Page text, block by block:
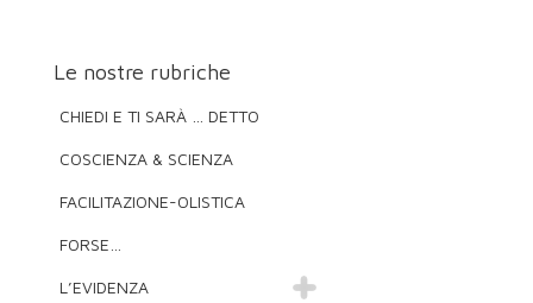
Le nostre rubriche
CHIEDI E TI SARÀ … DETTO
COSCIENZA & SCIENZA
FACILITAZIONE-OLISTICA
FORSE…
L’EVIDENZA